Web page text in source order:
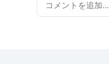
寄りました。 美味
堂もおすすめです。